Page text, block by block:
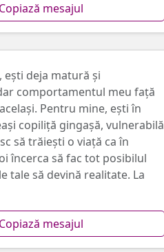
Copiază mesajul
ești deja matură şi
comportamentul meu faţă
Pentru mine, ești în
copiliţă gingaşă, vulnerabilă
să trăieşti o viață ca în
încerca să fac tot posibilul
tale să devină realitate. La
Copiază mesajul